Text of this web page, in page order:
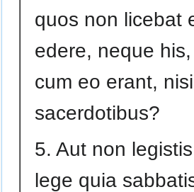
quos non licebat
edere, neque
cum eo erant,
sacerdotibus?
5. Aut non
lege quia